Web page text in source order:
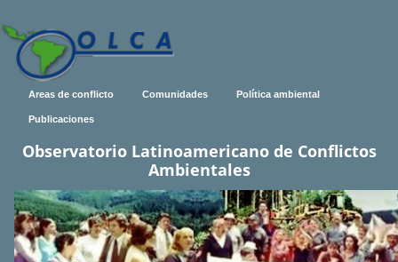
Areas de conflicto Comunidades Política ambiental
Publicaciones
Observatorio Latinoamericano de Conflictos
Ambientales